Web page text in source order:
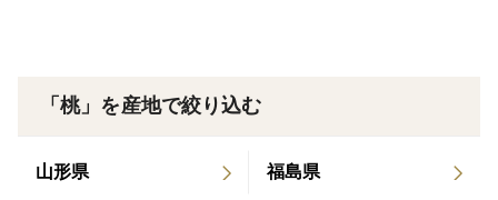
そして、収穫に最適なタイミングを慎重に見極めて、ひ
たかはし果樹園では、充分に熟した果実のみを収穫して
「桃」を産地で絞り込む
山形県 福島県